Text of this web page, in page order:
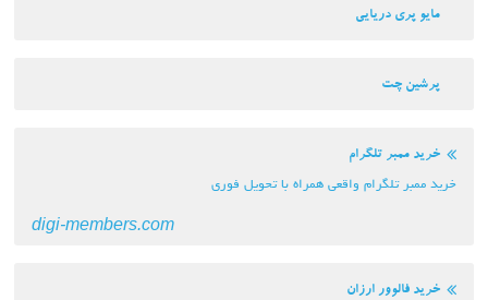
مایو پری دریایی
پرشین چت
خرید ممبر تلگرام
خرید ممبر تلگرام واقعی همراه با تحویل فوری
digi-members.com
خرید فالوور ارزان